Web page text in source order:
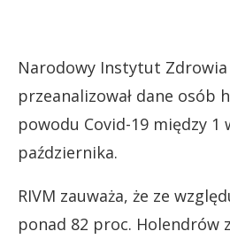
Narodowy Instytut
przeanalizował dane osób
powodu Covid-19 między 1
października.
RIVM zauważa, że ze
ponad 82 proc. Holendrów